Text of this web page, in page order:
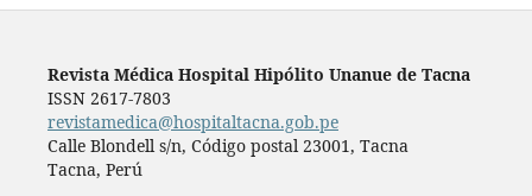
Revista Médica Hospital Hipólito Unanue de Tacna
ISSN 2617-7803
revistamedica@hospitaltacna.gob.pe
Calle Blondell s/n, Código postal 23001, Tacna
Tacna, Perú